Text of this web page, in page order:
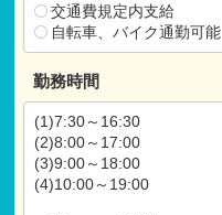
交通費規定内支給
自転車、バイク通勤可能
勤務時間
(1)7:30～16:30
(2)8:00～17:00
(3)9:00～18:00
(4)10:00～19:00